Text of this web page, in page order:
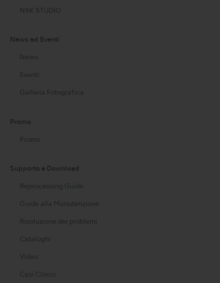
NSK STUDIO
News ed Eventi
News
Eventi
Galleria Fotografica
Promo
Promo
Supporto e Download
Reprocessing Guide
Guide alla Manutenzione
Risoluzione dei problemi
Cataloghi
Video
Casi Clinici